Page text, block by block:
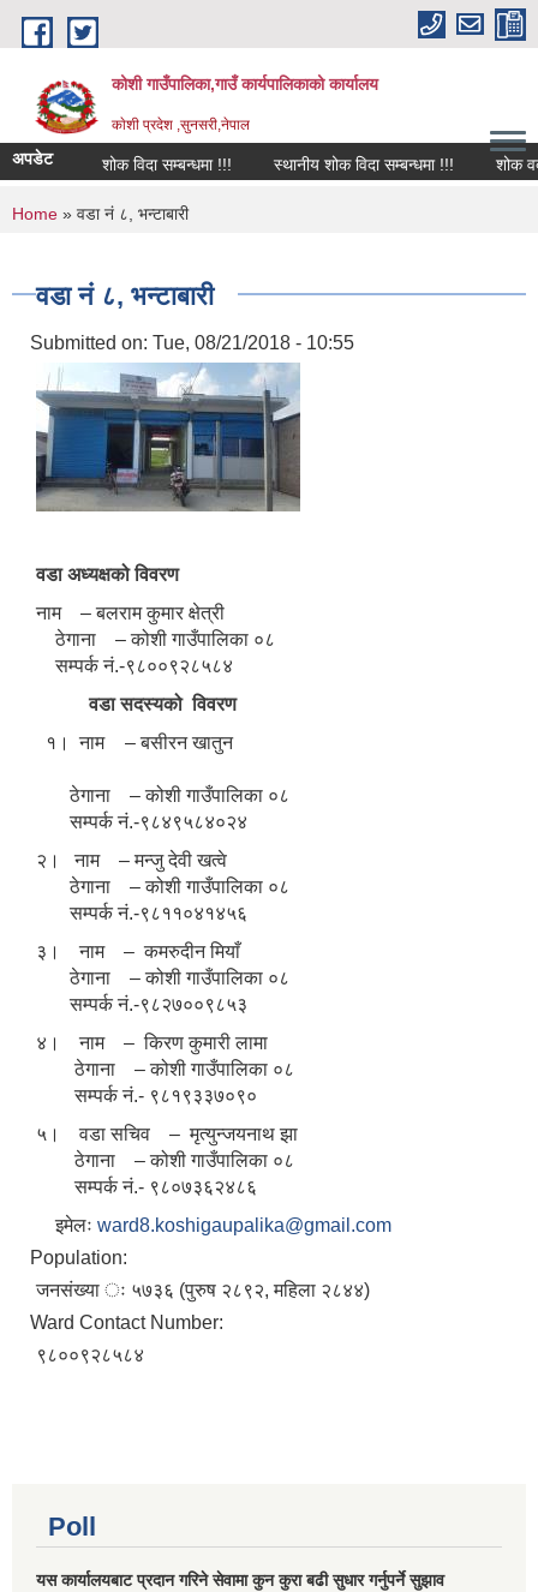
Skip to main content
कोशी गाउँपालिका,गाउँ कार्यपालिकाको कार्यालय
काेशी प्रदेश ,सुनसरी,नेपाल
अपडेट शोक विदा सम्बन्धमा !!! स्थानीय शोक विदा सम्बन्धमा !!! शोक
You are here
Home » वडा नं ८, भन्टाबारी
वडा नं ८, भन्टाबारी
Submitted on: Tue, 08/21/2018 - 10:55
वडा अध्यक्षको विवरण
नाम – बलराम कुमार क्षेत्री
ठेगाना – कोशी गाउँपालिका ०८
सम्पर्क नं.-९८००९२८५८४
वडा सदस्यको विवरण
१। नाम – बसीरन खातुन
ठेगाना – कोशी गाउँपालिका ०८
सम्पर्क नं.-९८४९५८४०२४
२। नाम – मन्जु देवी खत्वे
ठेगाना – कोशी गाउँपालिका ०८
सम्पर्क नं.-९८११०४१४५६
३। नाम – कमरुदीन मियाँ
ठेगाना – कोशी गाउँपालिका ०८
सम्पर्क नं.-९८२७००९८५३
४। नाम – किरण कुमारी लामा
ठेगाना – कोशी गाउँपालिका ०८
सम्पर्क नं.- ९८१९३३७०९०
५। वडा सचिव – मृत्युन्जयनाथ झा
ठेगाना – कोशी गाउँपालिका ०८
सम्पर्क नं.- ९८०७३६२४८६
इमेलः ward8.koshigaupalika@gmail.com
Population:
जनसंख्या ः ५७३६ (पुरुष २८९२, महिला २८४४)
Ward Contact Number:
९८००९२८५८४
Poll
यस कार्यालयबाट प्रदान गरिने सेवामा कुन कुरा बढी सुधार गर्नुपर्ने सुझाव